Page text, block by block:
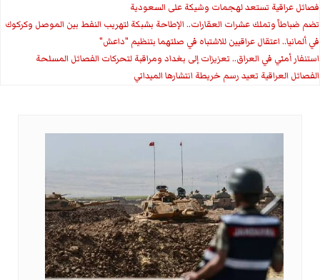
فصائل عراقية تستعد لهجمات وشيكة على السعودية
تضم ضباطاً وتملك عشرات العقارات.. الإطاحة بشبكة لتهريب النفط بين الموصل وكركوك
في ألمانيا.. اعتقال عراقيين للاشتباه في صلتهما بتنظيم "داعش"
استنفار أمني في العراق.. تعزيزات إلى بغداد ومراقبة لتحركات الفصائل المسلحة
الفصائل العراقية تعيد رسم خريطة انتشارها الميداني